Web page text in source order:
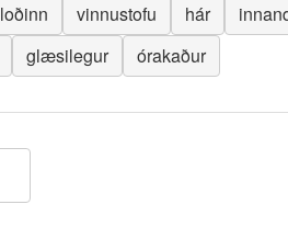
loðinn vinnustofu hár
glæsilegur órakaður